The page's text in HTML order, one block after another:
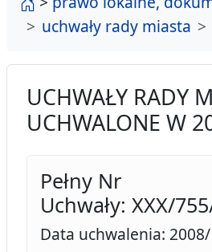
uchwały rady miasta
UCHWAŁY RADY
UCHWALONE W
Pełny Nr
Uchwały: XXX/
Data uchwalenia: